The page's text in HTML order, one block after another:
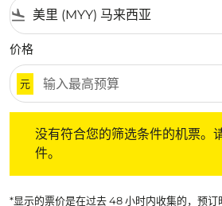
flight_land
价格
元
没有符合您的筛选条件的机票。
件。
*显示的票价是在过去 48 小时内收集的，预订